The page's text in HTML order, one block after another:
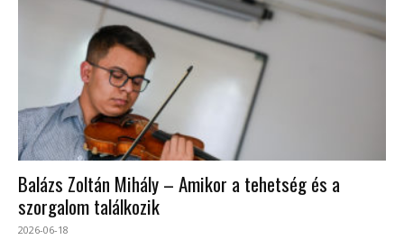
Balázs Zoltán Mihály – Amikor a tehetség és a
szorgalom találkozik
2026-06-18